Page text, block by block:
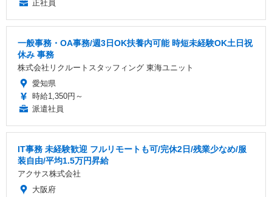
正社員
一般事務・OA事務/週3日OK扶養内可能 時短未経験OK土日祝
休み 事務
株式会社リクルートスタッフィング 東海ユニット
愛知県
時給1,350円～
派遣社員
IT事務 未経験歓迎 フルリモートも可/完休2日/残業少なめ/服
装自由/平均1.5万円昇給
アクサス株式会社
大阪府